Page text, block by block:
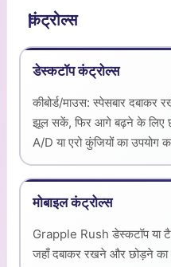
कंट्रोल्स
डेस्कटॉप कंट्रोल्स
कीबोर्ड/माउस: स्पेसबार
झूल सकें, फिर आगे बढ़ने के लिए
A/D या एरो कुंजियों का उपयोग
मोबाइल कंट्रोल्स
Grapple Rush डेस्कटॉप या
जहाँ दबाकर रखने और छोड़ने का